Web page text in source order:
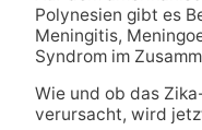
Polynesien gibt es
Meningitis,
Syndrom im
Wie und ob das
verursacht, wird